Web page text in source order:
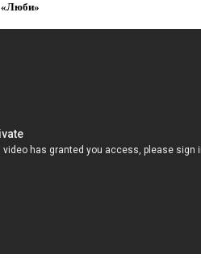
«Люби»